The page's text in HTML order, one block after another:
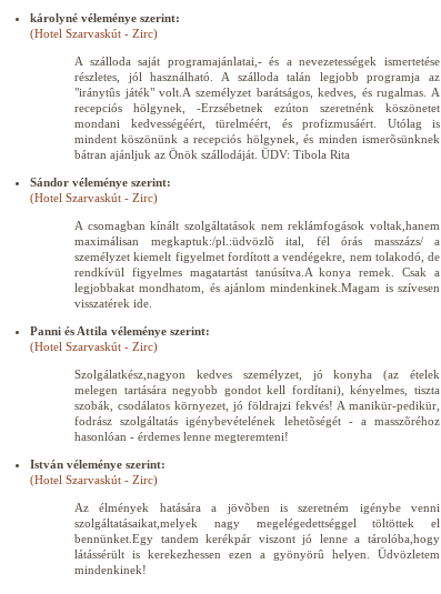
károlyné véleménye szerint:
(Hotel Szarvaskút - Zirc)
A szálloda saját programajánlatai,- és a nevezetességek ismertetése
részletes, jól használható. A szálloda talán legjobb programja az
"iránytûs játék" volt.A személyzet barátságos, kedves, és rugalmas. A
recepciós hölgynek, -Erzsébetnek ezúton szeretnénk köszönetet
mondani kedvességéért, türelméért, és profizmusáért. Utólag is
mindent köszönünk a recepciós hölgynek, és minden ismerõsünknek
bátran ajánljuk az Önök szállodáját. ÜDV: Tibola Rita
Sándor véleménye szerint:
(Hotel Szarvaskút - Zirc)
A csomagban kínált szolgáltatások nem reklámfogások voltak,hanem
maximálisan megkaptuk:/pl.:üdvözlõ ital, fél órás masszázs/ a
személyzet kiemelt figyelmet fordított a vendégekre, nem tolakodó, de
rendkívül figyelmes magatartást tanúsítva.A konya remek. Csak a
legjobbakat mondhatom, és ajánlom mindenkinek.Magam is szívesen
visszatérek ide.
Panni és Attila véleménye szerint:
(Hotel Szarvaskút - Zirc)
Szolgálatkész,nagyon kedves személyzet, jó konyha (az ételek
melegen tartására negyobb gondot kell fordítani), kényelmes, tiszta
szobák, csodálatos környezet, jó földrajzi fekvés! A manikür-pedikür,
fodrász szolgáltatás igénybevételének lehetõségét - a masszõréhoz
hasonlóan - érdemes lenne megteremteni!
István véleménye szerint:
(Hotel Szarvaskút - Zirc)
Az élmények hatására a jövõben is szeretném igénybe venni
szolgáltatásaikat,melyek nagy megelégedettséggel töltöttek el
bennünket.Egy tandem kerékpár viszont jó lenne a tárolóba,hogy
látássérült is kerekezhessen ezen a gyönyörû helyen. Üdvözletem
mindenkinek!